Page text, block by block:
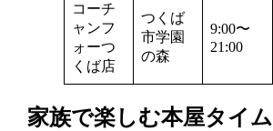
コーチ
ャンフ
ォーつ
くば店
つくば
市学園
の森
9:00〜
21:00
家族で楽しむ本屋タイム